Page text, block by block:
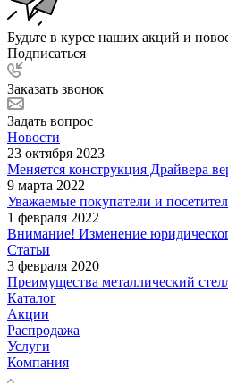
Будьте в курсе наших акций и
Подписаться
Заказать звонок
Задать вопрос
Новости
23 октября 2023
Меняется конструкция Драйвера
9 марта 2022
Уважаемые покупатели и
1 февраля 2022
Внимание! Изменение
Статьи
3 февраля 2020
Преимущества металлический
Каталог
Акции
Распродажа
Услуги
Компания